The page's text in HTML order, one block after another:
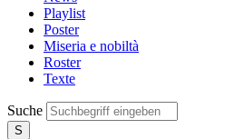
Playlist
Poster
Miseria e nobiltà
Roster
Texte
Suche